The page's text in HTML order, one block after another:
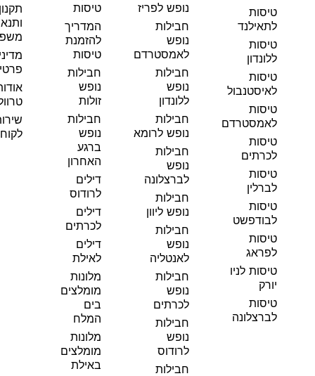
טיסות
לתאילנד
טיסות
ללונדון
טיסות
לאיסטנבול
טיסות
לאמסטרדם
טיסות
לכרתים
טיסות
לברלין
טיסות
לבודפשט
טיסות
לפראג
טיסות לניו
יורק
טיסות
לברצלונה
נופש לפריז
חבילות
נופש
לאמסטרדם
חבילות
נופש
ללונדון
חבילות
נופש לרומא
חבילות
נופש
לברצלונה
חבילות
נופש ליוון
חבילות
נופש
לאנטליה
חבילות
נופש
לכרתים
חבילות
נופש
לרודוס
חבילות
טיסות
המדריך
להזמנת
טיסות
חבילות
נופש
זולות
חבילות
נופש
ברגע
האחרון
דילים
לרודוס
דילים
לכרתים
דילים
לאילת
מלונות
מומלצים
בים
המלח
מלונות
מומלצים
באילת